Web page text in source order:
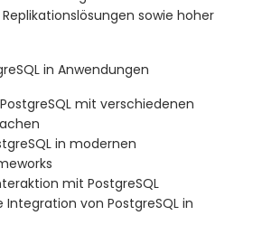
sowie hoher
in Anwendungen
mit verschiedenen
in modernen
mit PostgreSQL
Integration von PostgreSQL in